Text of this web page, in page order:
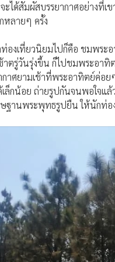
ะได้สัมผัสบรรยากาศอย่างที่
หลายๆ ครั้ง
องเที่ยวนิยมไปก็คือ ชมพร
ช้าตรู่วันรุ่งขึ้น ก็ไปชมพระอ
าศยามเช้าที่พระอาทิตย์ค่อ
เล็กน้อย ถ่ายรูปกันจนพอใจ
านพระพุทธรูปยืน ให้นักท่อง